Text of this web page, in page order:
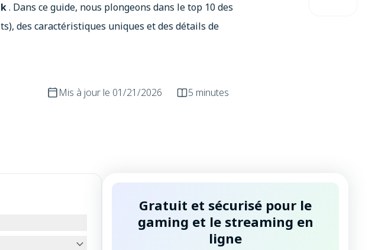
. Dans ce guide, nous plongeons dans le top 10 des
des caractéristiques uniques et des détails de
Mis à jour le 01/21/2026 5 minutes
Gratuit et sécurisé pour le
gaming et le streaming en
ligne